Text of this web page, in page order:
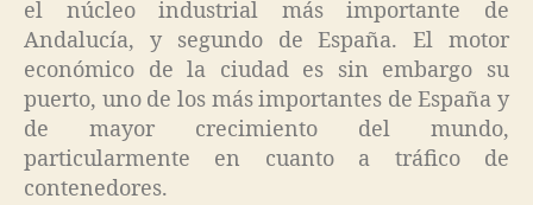
el núcleo industrial más importante de
Andalucía, y segundo de España. El motor
económico de la ciudad es sin embargo su
puerto, uno de los más importantes de España y
de mayor crecimiento del mundo,
particularmente en cuanto a tráfico de
contenedores.